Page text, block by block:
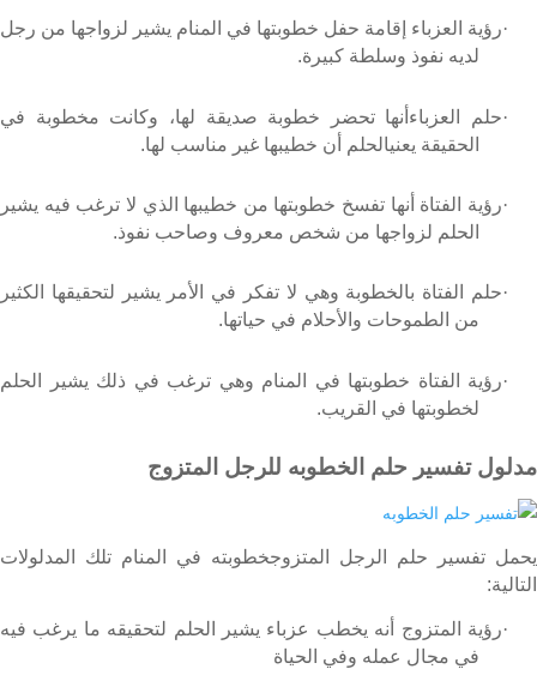
·رؤية العزباء إقامة حفل خطوبتها في المنام يشير لزواجها من رجل
لديه نفوذ وسلطة كبيرة.
·حلم العزباءأنها تحضر خطوبة صديقة لها، وكانت مخطوبة في
الحقيقة يعنيالحلم أن خطيبها غير مناسب لها.
·رؤية الفتاة أنها تفسخ خطوبتها من خطيبها الذي لا ترغب فيه يشير
الحلم لزواجها من شخص معروف وصاحب نفوذ.
·حلم الفتاة بالخطوبة وهي لا تفكر في الأمر يشير لتحقيقها الكثير
من الطموحات والأحلام في حياتها.
·رؤية الفتاة خطوبتها في المنام وهي ترغب في ذلك يشير الحلم
لخطوبتها في القريب.
مدلول تفسير حلم الخطوبه للرجل المتزوج
يحمل تفسير حلم الرجل المتزوجخطوبته في المنام تلك المدلولات
التالية:
·رؤية المتزوج أنه يخطب عزباء يشير الحلم لتحقيقه ما يرغب فيه
في مجال عمله وفي الحياة